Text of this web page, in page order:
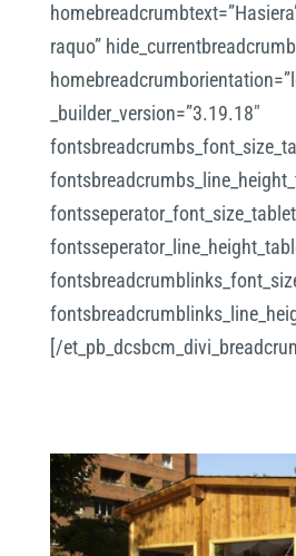
raquo”
_builder_version=”3.19.18″
[/